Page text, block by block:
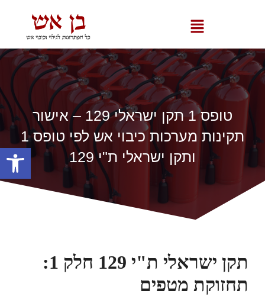
פתח
טופס 1 תקן ישראלי 129 – אישור
תקינות מערכות כיבוי אש לפי טופס 1
ותקן ישראלי ת"י 129
תקן ישראלי ת"י 129 חלק 1:
תחזוקת מטפים